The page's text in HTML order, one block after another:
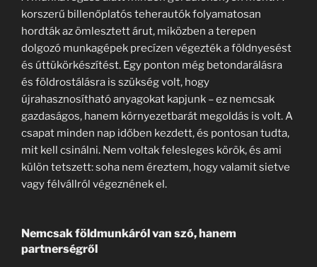
korszerű billenőplatós teherautók folyamatosan
hordták az ömlesztett árut, miközben a terepen
dolgozó munkagépek precízen végezték a földnyesést
és úttükörkészítést. Egy ponton még betondarálásra
és földrostálásra is szükség volt, hogy
újrahasznosítható anyagokat kapjunk – ez nemcsak
gazdaságos, hanem környezetbarát megoldás is volt. A
csapat minden nap időben kezdett, és pontosan tudta,
mit kell csinálni. Nem voltak felesleges körök, és ami
külön tetszett: soha nem éreztem, hogy valamit sietve
vagy félvállról végeznének el.
Nemcsak földmunkáról van szó, hanem
partnerségről